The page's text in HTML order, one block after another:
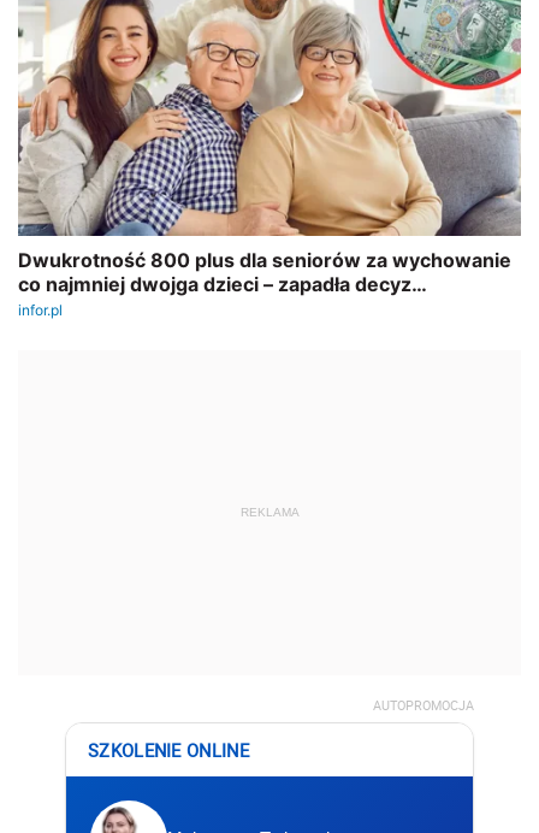
REKLAMA
AUTOPROMOCJA
SZKOLENIE ONLINE